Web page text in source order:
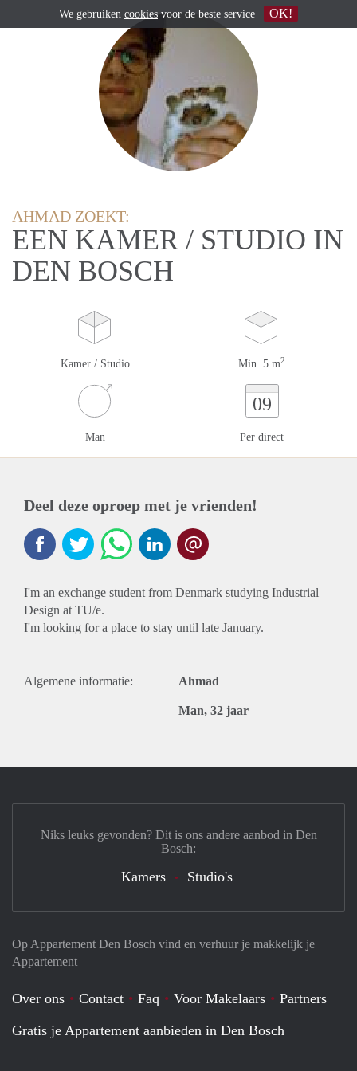
AHMAD ZOEKT:
EEN KAMER / STUDIO IN
DEN BOSCH
Kamer / Studio Min. 5 m2
Man
09
Per direct
Deel deze oproep met je vrienden!
I'm an exchange student from Denmark studying Industrial
Design at TU/e.
I'm looking for a place to stay until late January.
Algemene informatie: Ahmad
Man, 32 jaar
Op Appartement Den Bosch vind en verhuur je makkelijk je
Appartement
Over ons Contact Faq Voor Makelaars
Partners
Gratis je Appartement aanbieden in Den Bosch
Niks leuks gevonden? Dit is ons andere aanbod in Den
Bosch:
Kamers Studio's
We gebruiken cookiesvoor de beste service OK!